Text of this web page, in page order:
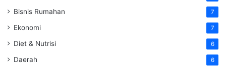
Bisnis Rumahan 7
Ekonomi 7
Diet & Nutrisi 6
Daerah 6